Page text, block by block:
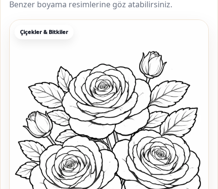
Benzer boyama resimlerine göz atabilirsiniz.
Çiçekler & Bitkiler